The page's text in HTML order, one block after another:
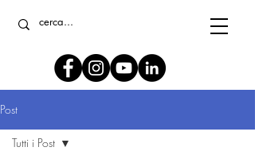
Post
Tutti i Post